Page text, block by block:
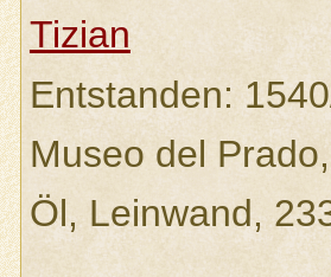
Tizian
Entstanden:
Museo del
Öl, Leinwand,